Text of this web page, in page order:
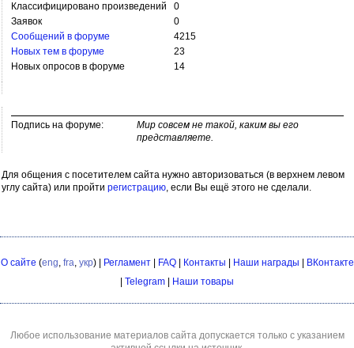
Классифицировано произведений
0
Заявок
0
Сообщений в форуме
4215
Новых тем в форуме
23
Новых опросов в форуме
14
Подпись на форуме:
Мир совсем не такой, каким вы его
представляете.
Для общения с посетителем сайта нужно авторизоваться (в верхнем левом
углу сайта) или пройти регистрацию, если Вы ещё этого не сделали.
О сайте (eng, fra, укр) | Регламент| FAQ| Контакты Наши награды
ВКонтакте
Telegram Наши товары
Любое использование материалов сайта допускается только с указанием